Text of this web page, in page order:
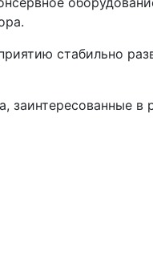
стабильно
в